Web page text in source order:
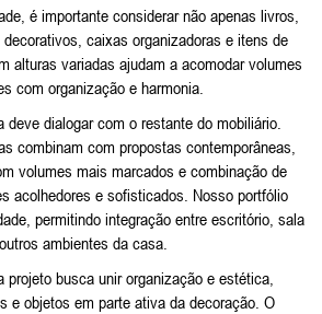
é importante considerar não apenas livros,
caixas organizadoras e itens de
alturas variadas ajudam a acomodar volumes
com organização e harmonia.
deve dialogar com o restante do mobiliário.
combinam com propostas contemporâneas,
volumes mais marcados e combinação de
acolhedores e sofisticados. Nosso portfólio
permitindo integração entre escritório, sala
ambientes da casa.
projeto busca unir organização e estética,
e objetos em parte ativa da decoração. O